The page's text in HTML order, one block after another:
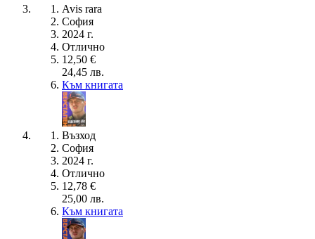
Avis rara
София
2024 г.
Отлично
12,50 €
24,45 лв.
Към книгата
Възход
София
2024 г.
Отлично
12,78 €
25,00 лв.
Към книгата